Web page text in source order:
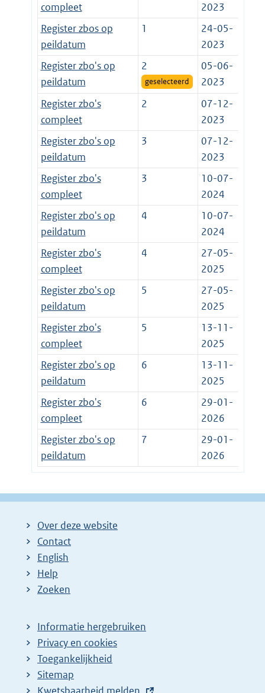
compleet
2023
Register zbos op
peildatum
1
24-05-
2023
Register zbo's op
peildatum
2
geselecteerd
05-06-
2023
Register zbo's
compleet
2
07-12-
2023
Register zbo's op
peildatum
3
07-12-
2023
Register zbo's
compleet
3
10-07-
2024
Register zbo's op
peildatum
4
10-07-
2024
Register zbo's
compleet
4
27-05-
2025
Register zbo's op
peildatum
5
27-05-
2025
Register zbo's
compleet
5
13-11-
2025
Register zbo's op
peildatum
6
13-11-
2025
Register zbo's
compleet
6
29-01-
2026
Register zbo's op
peildatum
7
29-01-
2026
Over deze website
Contact
English
Help
Zoeken
Informatie hergebruiken
Privacy en cookies
Toegankelijkheid
Sitemap
E
Kwetsbaarheid melden